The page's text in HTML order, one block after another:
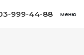
999-44-88 меню